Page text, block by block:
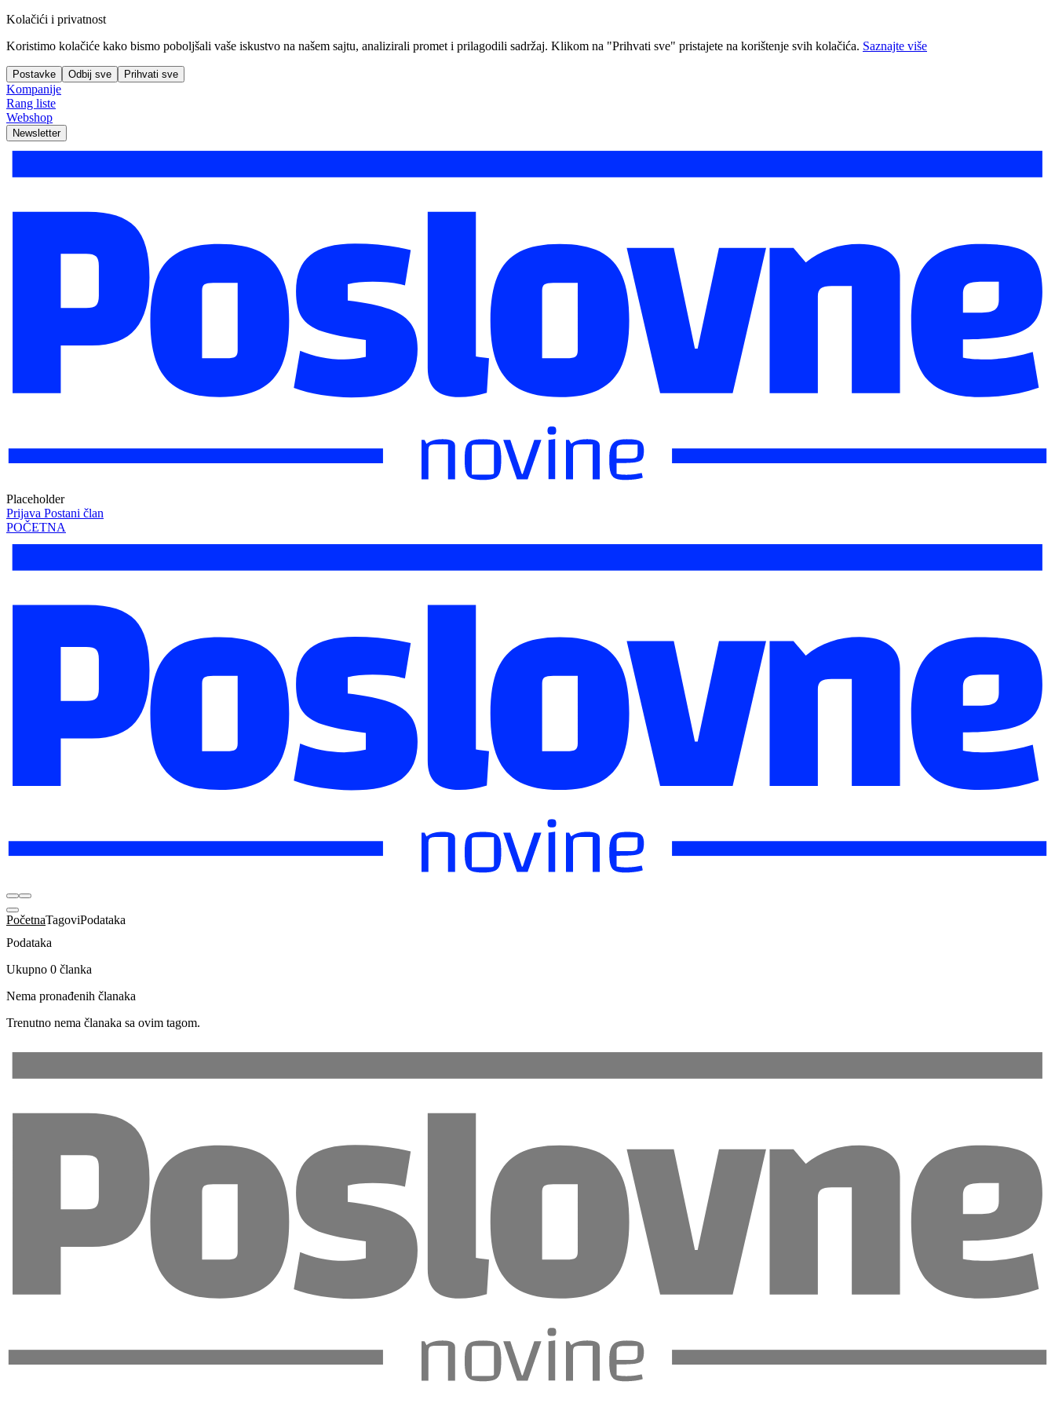
Kolačići i privatnost
Koristimo kolačiće kako bismo poboljšali vaše iskustvo na našem sajtu, analizirali promet i prilagodili sadržaj. Klikom na "Prihvati sve" pristajete na korištenje svih kolačića. Saznajte više
Postavke Odbij sve Prihvati sve
Kompanije
Rang liste
Webshop
Newsletter
Placeholder
Prijava Postani član
POČETNA
PočetnaTagoviPodataka
Podataka
Ukupno 0 članka
Nema pronađenih članaka
Trenutno nema članaka sa ovim tagom.